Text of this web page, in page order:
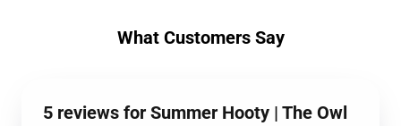
What Customers Say
5 reviews for Summer Hooty | The Owl